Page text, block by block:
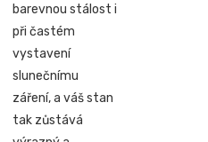
barevnou stálost i
při častém
vystavení
slunečnímu
záření, a váš stan
tak zůstává